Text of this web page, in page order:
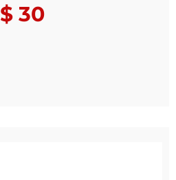
$30